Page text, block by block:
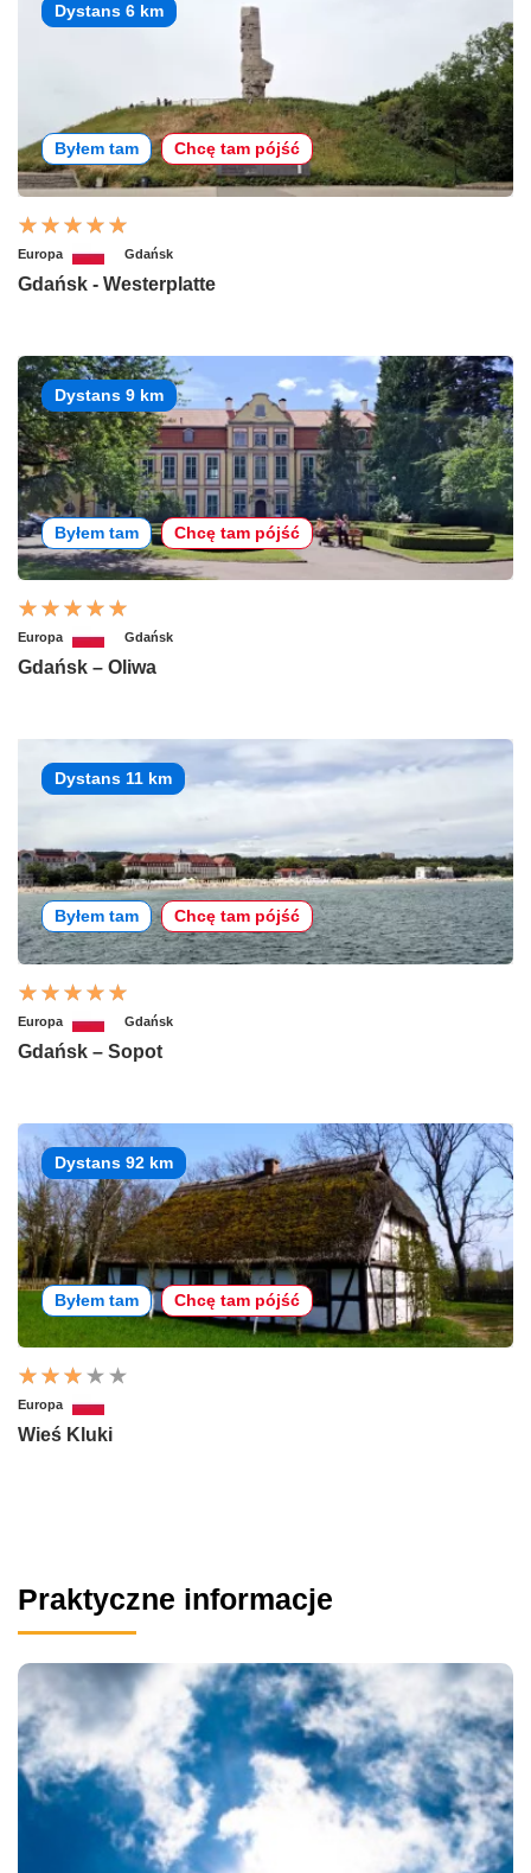
Dystans 6 km
Byłem tam Chcę tam pójść
Europa Gdańsk
Gdańsk - Westerplatte
Dystans 9 km
Byłem tam Chcę tam pójść
Europa Gdańsk
Gdańsk – Oliwa
Dystans 11 km
Byłem tam Chcę tam pójść
Europa Gdańsk
Gdańsk – Sopot
Dystans 92 km
Byłem tam Chcę tam pójść
Europa
Wieś Kluki
Praktyczne informacje